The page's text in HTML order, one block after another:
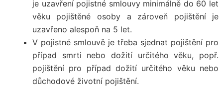
je uzavření pojistné smlouvy minimálně do 60 let
věku pojištěné osoby a zároveň pojištění je
uzavřeno alespoň na 5 let.
V pojistné smlouvě je třeba sjednat pojištění pro
případ smrti nebo dožití určitého věku, popř.
pojištění pro případ dožití určitého věku nebo
důchodové životní pojištění.